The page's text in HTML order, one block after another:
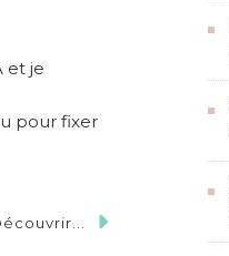
et je
pour fixer